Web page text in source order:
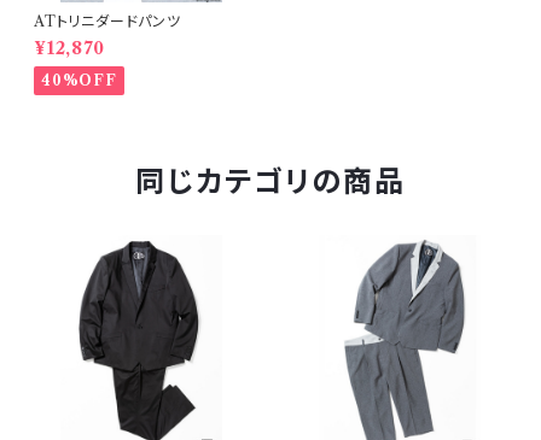
ATトリニダードパンツ
¥12,870
40%OFF
同じカテゴリの商品